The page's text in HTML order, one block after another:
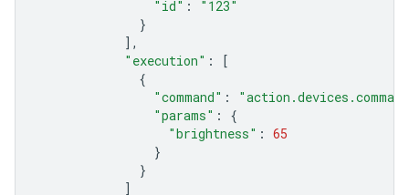
"id" :
"123"
}
],
"execution" :
[
{
"command" :
"params" :
{
"brightness" : 65
}
}
]